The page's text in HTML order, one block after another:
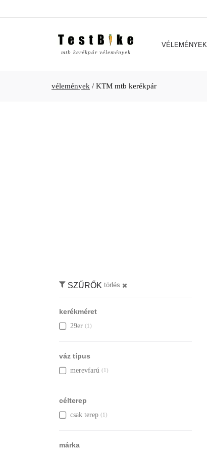
mtb kerékpár vélemények
VÉLEMÉNYEK
vélemények / KTM mtb kerékpár
SZŰRŐK törlés
kerékméret
29er (1)
váz típus
merevfarú (1)
célterep
csak terep (1)
márka